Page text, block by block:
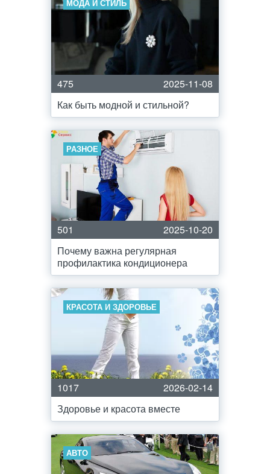
МОДА И СТИЛЬ
475
2025-11-08
Как быть модной и стильной?
РАЗНОЕ
501
2025-10-20
Почему важна регулярная
профилактика кондиционера
КРАСОТА И ЗДОРОВЬЕ
1017
2026-02-14
Здоровье и красота вместе
АВТО